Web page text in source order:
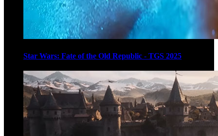
Star Wars: Fate of the Old Republic - TGS 2025